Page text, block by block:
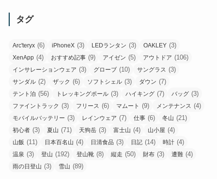
タグ
Arc'teryx (6) iPhoneX (3) LEDランタン (3) OAKLEY (3)
XenApp (4) おすすめ記事 (9) アイゼン (5) アウトドア (106)
インサレーションウェア (3) グローブ (10) サングラス (3)
サンダル (2) ザック (6) ソフトシェル (3) ダウン (7)
テント泊 (56) トレッキングポール (3) ハイキング (7) バッグ (3)
ファイントラック (3) フリース (6) マムート (9) メンテナンス (4)
モバイルバッテリー (3) レインウェア (7) 仕事 (6) 冬山 (21)
初心者 (3) 夏山 (71) 天狗岳 (3) 富士山 (4) 山小屋 (4)
山飯 (11) 日本百名山 (4) 日清食品 (3) 日記 (14) 時計 (4)
温泉 (3) 登山 (192) 登山靴 (8) 縦走 (50) 財布 (3) 遭難 (4)
雨の日登山 (3) 雪山 (89)